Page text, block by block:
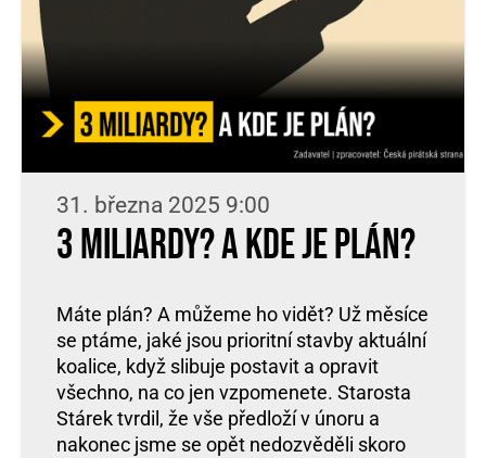
31. března 2025 9:00
3 miliardy? A kde je plán?
Máte plán? A můžeme ho vidět? Už měsíce
se ptáme, jaké jsou prioritní stavby aktuální
koalice, když slibuje postavit a opravit
všechno, na co jen vzpomenete. Starosta
Stárek tvrdil, že vše předloží v únoru a
nakonec jsme se opět nedozvěděli skoro